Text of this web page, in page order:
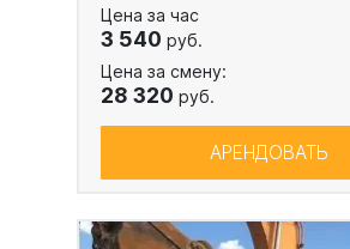
Цена за час
3 540 руб.
Цена за смену:
28 320 руб.
АРЕНДОВАТЬ